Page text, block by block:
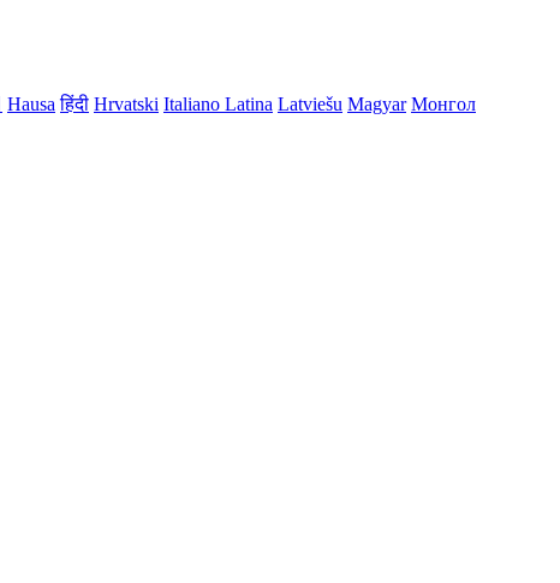
Hausa हिंदी Hrvatski Italiano Latina Latviešu Magyar Монгол